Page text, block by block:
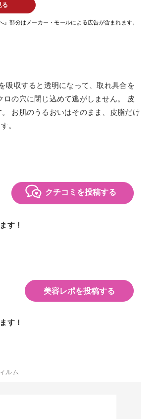
る
部分はメーカー・モールによる広告が含まれます。
吸収すると透明になって、取れ具合を
の穴に閉じ込めて逃がしません。 皮
お肌のうるおいはそのまま、皮脂だけ
。
クチコミを投稿する
す！
美容レポを投稿する
す！
ルム